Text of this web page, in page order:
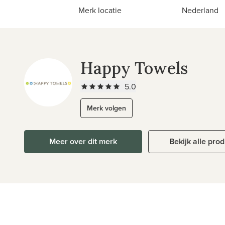
Merk locatie
Nederland
Happy Towels
5.0
Merk volgen
Meer over dit merk Bekijk alle